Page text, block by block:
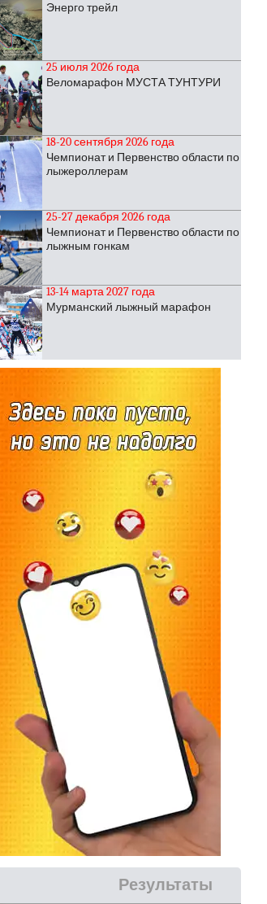
Энерго трейл
25 июля 2026 года
Веломарафон МУСТА ТУНТУРИ
18-20 сентября 2026 года
Чемпионат и Первенство области по
лыжероллерам
25-27 декабря 2026 года
Чемпионат и Первенство области по
лыжным гонкам
13-14 марта 2027 года
Мурманский лыжный марафон
Результаты